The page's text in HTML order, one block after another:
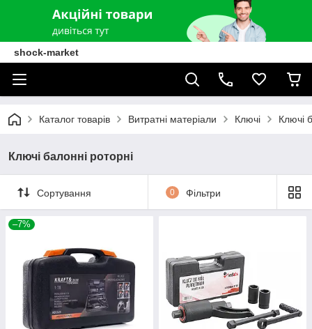
shock-market
Каталог товарів Витратні матеріали Ключі Ключі
Ключі балонні роторні
Сортування 0 Фільтри
–7%